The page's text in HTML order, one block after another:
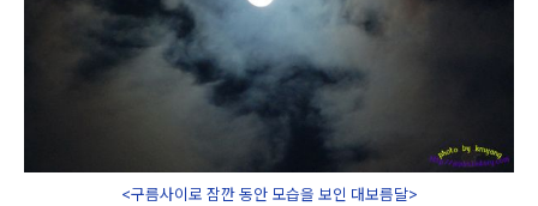
<구름사이로 잠깐 동안 모습을 보인 대보름달>